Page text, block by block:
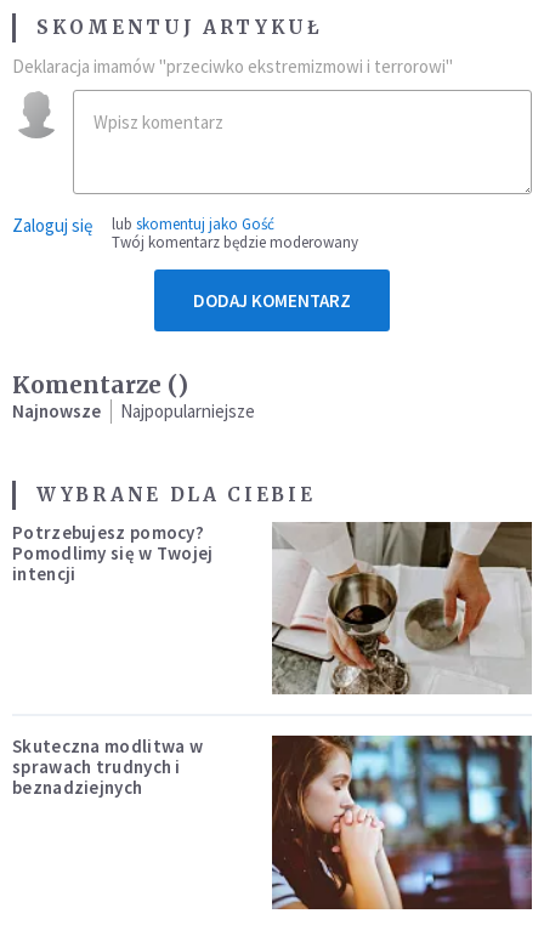
SKOMENTUJ ARTYKUŁ
Deklaracja imamów "przeciwko ekstremizmowi i terrorowi"
Zaloguj się lub skomentuj jako Gość
Twój komentarz będzie moderowany
DODAJ KOMENTARZ
Komentarze ()
Najnowsze Najpopularniejsze
WYBRANE DLA CIEBIE
Potrzebujesz pomocy?
Pomodlimy się w Twojej
intencji
Skuteczna modlitwa w
sprawach trudnych i
beznadziejnych